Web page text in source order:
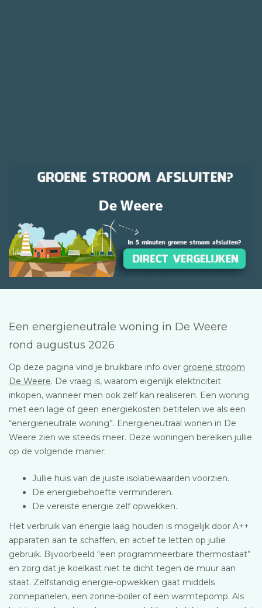
Een energieneutrale woning in De Weere
rond augustus 2026
Op deze pagina vind je bruikbare info over groene stroom
De Weere. De vraag is, waarom eigenlijk elektriciteit
inkopen, wanneer men ook zelf kan realiseren. Een woning
met een lage of geen energiekosten betitelen we als een
“energieneutrale woning”. Energieneutraal wonen in De
Weere zien we steeds meer. Deze woningen bereiken jullie
op de volgende manier:
Jullie huis van de juiste isolatiewaarden voorzien.
De energiebehoefte verminderen.
De vereiste energie zelf opwekken.
Het verbruik van energie laag houden is mogelijk door A++
apparaten aan te schaffen, en actief te letten op jullie
gebruik. Bijvoorbeeld “een programmeerbare thermostaat”
en zorg dat je koelkast niet te dicht tegen de muur aan
staat. Zelfstandig energie-opwekken gaat middels
zonnepanelen, een zonne-boiler of een warmtepomp. Als